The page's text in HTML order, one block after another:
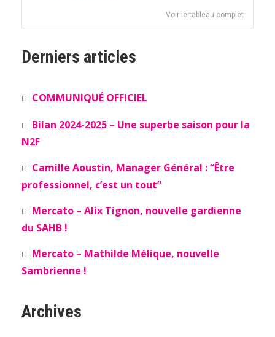
Voir le tableau complet
Derniers articles
COMMUNIQUÉ OFFICIEL
Bilan 2024-2025 – Une superbe saison pour la
N2F
Camille Aoustin, Manager Général : “Être
professionnel, c’est un tout”
Mercato – Alix Tignon, nouvelle gardienne
du SAHB !
Mercato – Mathilde Mélique, nouvelle
Sambrienne !
Archives